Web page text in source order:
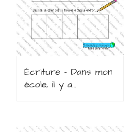
Écriture – Dans mon
école, il y a…